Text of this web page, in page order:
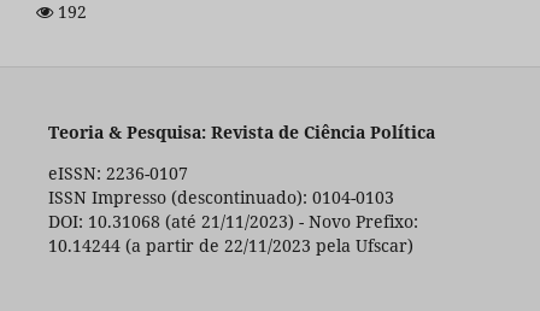
192
Teoria & Pesquisa: Revista de Ciência Política
eISSN: 2236-0107
ISSN Impresso (descontinuado): 0104-0103
DOI: 10.31068 (até 21/11/2023) - Novo Prefixo:
10.14244 (a partir de 22/11/2023 pela Ufscar)